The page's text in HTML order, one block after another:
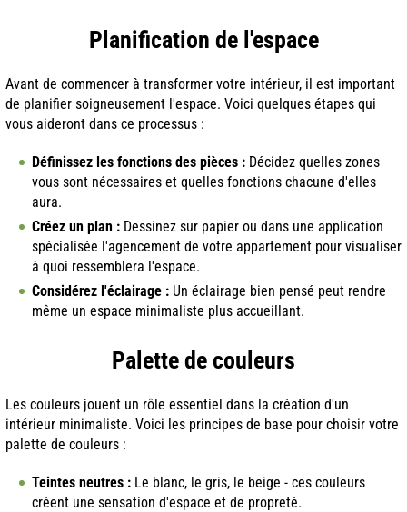
Planification de l'espace
Avant de commencer à transformer votre intérieur, il est important
de planifier soigneusement l'espace. Voici quelques étapes qui
vous aideront dans ce processus :
Définissez les fonctions des pièces : Décidez quelles zones
vous sont nécessaires et quelles fonctions chacune d'elles
aura.
Créez un plan : Dessinez sur papier ou dans une application
spécialisée l'agencement de votre appartement pour visualiser
à quoi ressemblera l'espace.
Considérez l'éclairage : Un éclairage bien pensé peut rendre
même un espace minimaliste plus accueillant.
Palette de couleurs
Les couleurs jouent un rôle essentiel dans la création d'un
intérieur minimaliste. Voici les principes de base pour choisir votre
palette de couleurs :
Teintes neutres : Le blanc, le gris, le beige - ces couleurs
créent une sensation d'espace et de propreté.